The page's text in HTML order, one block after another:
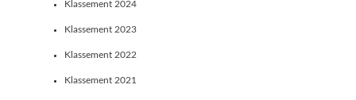
Klassement 2024
Klassement 2023
Klassement 2022
Klassement 2021